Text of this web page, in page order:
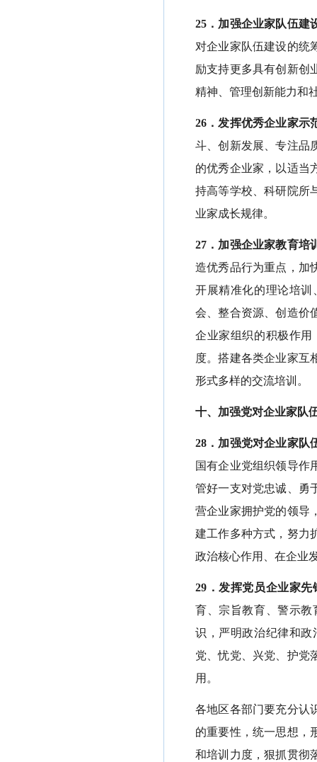
25．加强企业家队伍建
对企业家队伍建设的统
励支持更多具有创新创
精神、管理创新能力和
26．发挥优秀企业家示
斗、创新发展、专注品
的优秀企业家，以适当
持高等学校、科研院所
业家成长规律。
27．加强企业家教育培
造优秀品行为重点，加
开展精准化的理论培
会、整合资源、创造价
企业家组织的积极作
度。搭建各类企业家互
形式多样的交流培训。
十、加强党对企业家队
28．加强党对企业家队
国有企业党组织领导作
管好一支对党忠诚、勇
营企业家拥护党的领导
建工作多种方式，努力
政治核心作用、在企业
29．发挥党员企业家先
育、宗旨教育、警示
识，严明政治纪律和
党、忧党、兴党、护党
用。
各地区各部门要充分认
的重要性，统一思想，
和培训力度，狠抓贯彻